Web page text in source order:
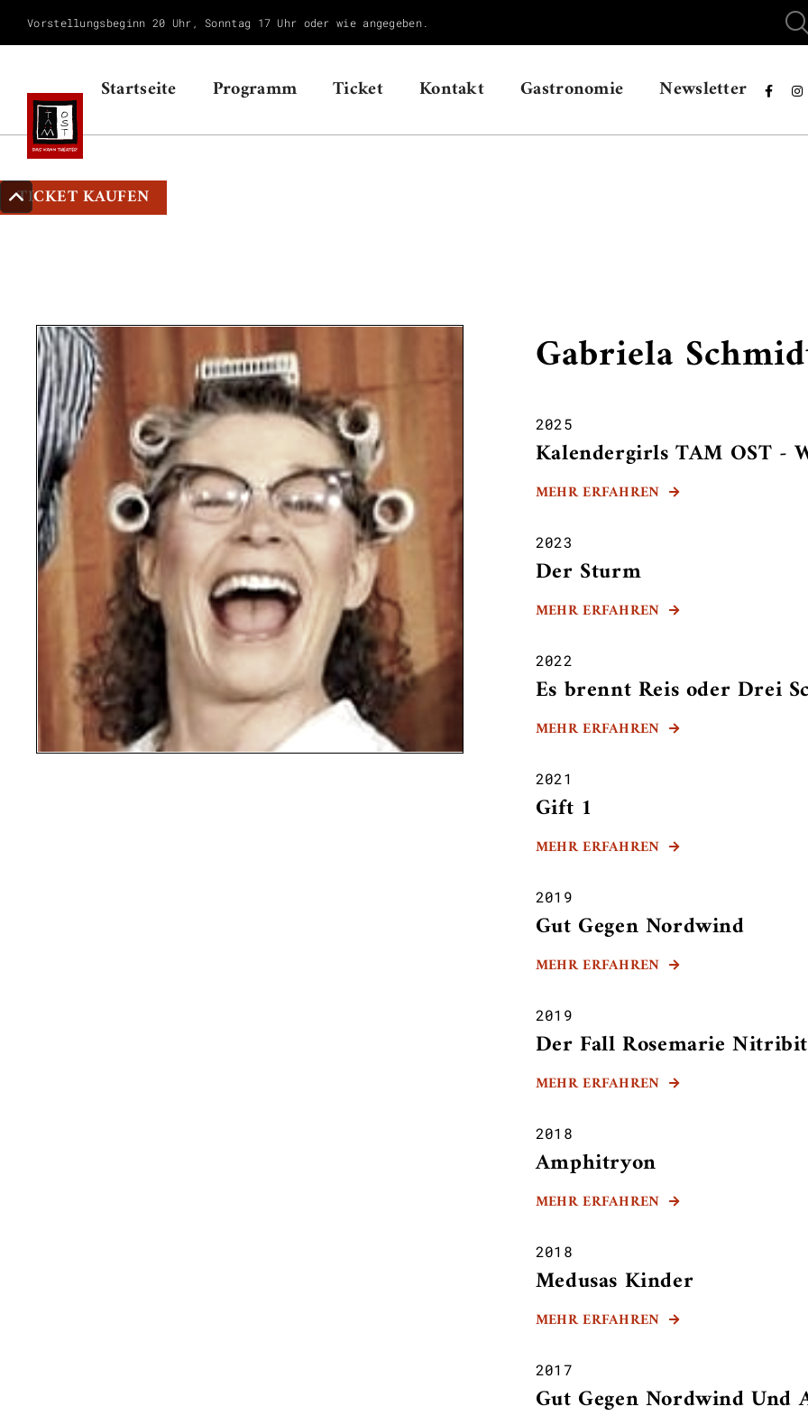
Vorstellungsbeginn 20 Uhr, Sonntag 17 Uhr oder wie angegeben.
Startseite Programm Ticket Kontakt Gastronomie Newsletter  
TICKET KAUFEN
Gabriela
2025
Kalendergirls TAM OST -
MEHR ERFAHREN 
2023
Der Sturm
MEHR ERFAHREN 
2022
Es brennt Reis oder Drei
MEHR ERFAHREN 
2021
Gift 1
MEHR ERFAHREN 
2019
Gut Gegen Nordwind
MEHR ERFAHREN 
2019
Der Fall Rosemarie
MEHR ERFAHREN 
2018
Amphitryon
MEHR ERFAHREN 
2018
Medusas Kinder
MEHR ERFAHREN 
2017
Gut Gegen Nordwind Und